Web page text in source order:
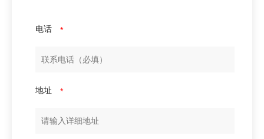
电话 *
地址 *